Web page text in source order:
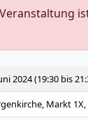
2024 (19:30 bis
Markt 1X,